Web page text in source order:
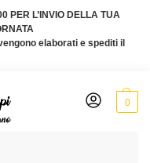
PER L’INVIO DELLA TUA
elaborati e spediti il
0